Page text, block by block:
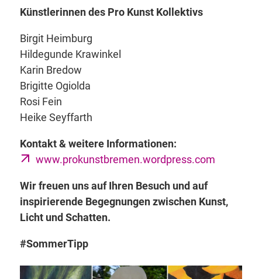
Künstlerinnen des Pro Kunst Kollektivs
Birgit Heimburg
Hildegunde Krawinkel
Karin Bredow
Brigitte Ogiolda
Rosi Fein
Heike Seyffarth
Kontakt & weitere Informationen:
www.prokunstbremen.wordpress.com
Wir freuen uns auf Ihren Besuch und auf
inspirierende Begegnungen zwischen Kunst,
Licht und Schatten.
#SommerTipp